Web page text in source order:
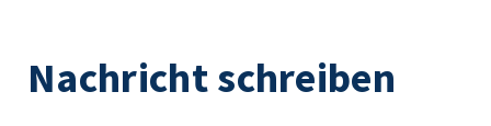
Nachricht schreiben